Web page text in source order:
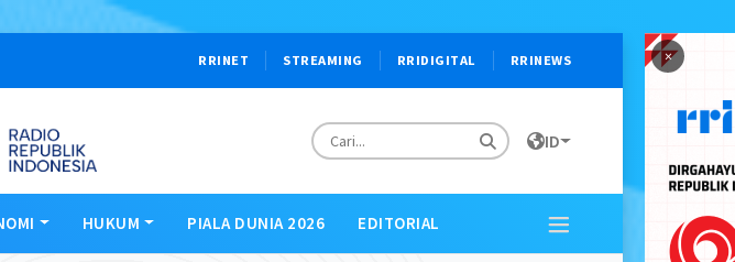
×
RRINET STREAMING RRIDIGITAL RRINEWS
ID
HUKUM PIALA DUNIA 2026 EDITORIAL